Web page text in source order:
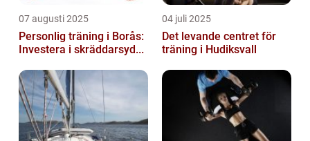
07 augusti 2025
Personlig träning i Borås:
Investera i skräddarsyd...
04 juli 2025
Det levande centret för
träning i Hudiksvall